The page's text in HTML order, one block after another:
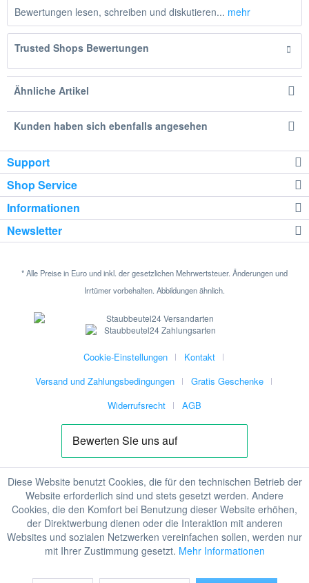
Bewertungen lesen, schreiben und diskutieren... mehr
Trusted Shops Bewertungen
Ähnliche Artikel
Kunden haben sich ebenfalls angesehen
Support
Shop Service
Informationen
Newsletter
* Alle Preise in Euro und inkl. der gesetzlichen Mehrwertsteuer. Änderungen und
Irrtümer vorbehalten. Abbildungen ähnlich.
Cookie-Einstellungen
Kontakt
Versand und Zahlungsbedingungen
Gratis Geschenke
Widerrufsrecht
AGB
Diese Website benutzt Cookies, die für den technischen Betrieb der
Website erforderlich sind und stets gesetzt werden. Andere
Cookies, die den Komfort bei Benutzung dieser Website erhöhen,
der Direktwerbung dienen oder die Interaktion mit anderen
Websites und sozialen Netzwerken vereinfachen sollen, werden nur
mit Ihrer Zustimmung gesetzt. Mehr Informationen